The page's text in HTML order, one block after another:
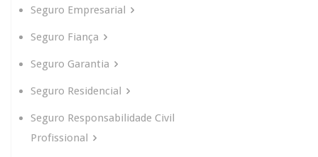
Seguro Empresarial
Seguro Fiança
Seguro Garantia
Seguro Residencial
Seguro Responsabilidade Civil
Profissional